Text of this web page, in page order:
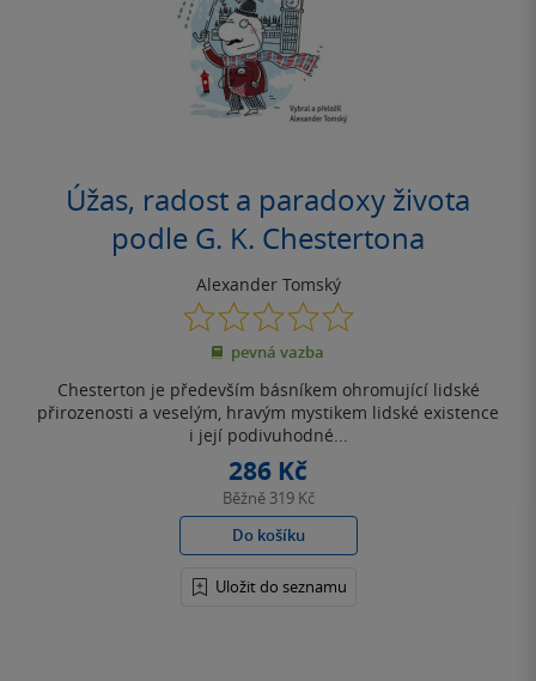
Úžas, radost a paradoxy života
podle G. K. Chestertona
Alexander Tomský
0.0
z
5
pevná vazba
Chesterton je především básníkem ohromující lidské
přirozenosti a veselým, hravým mystikem lidské existence
i její podivuhodné...
286 Kč
Běžně 319 Kč
Do košíku
Uložit do seznamu